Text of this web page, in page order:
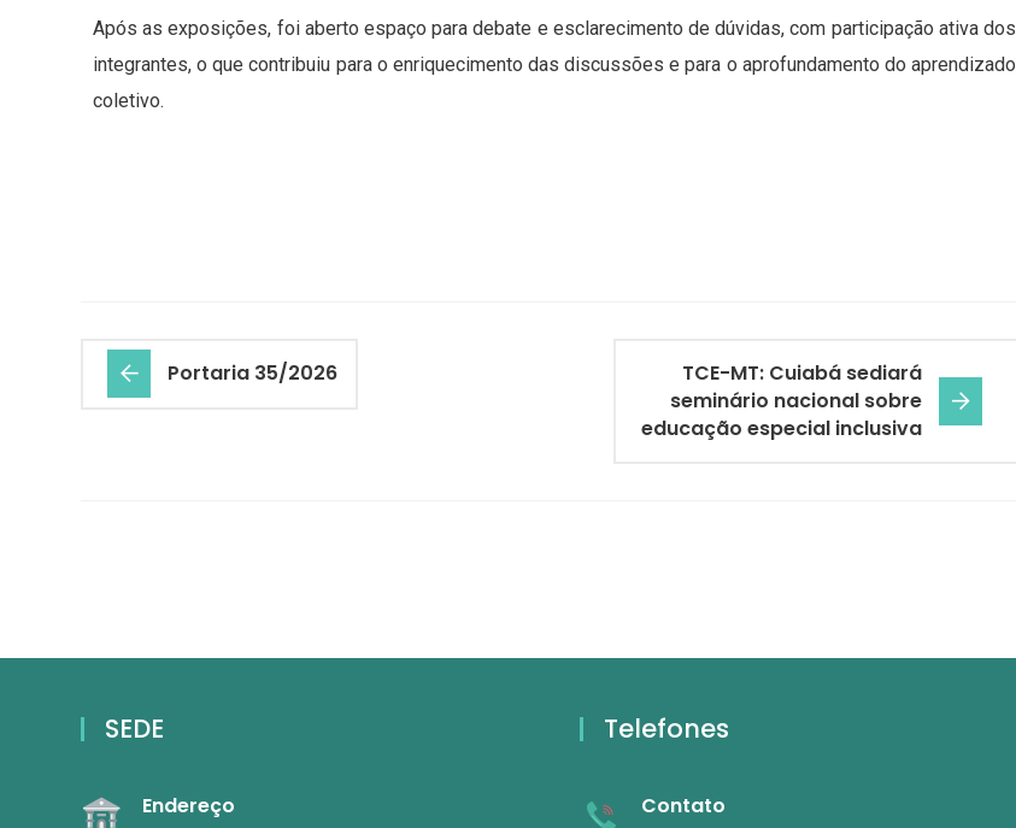
Após as exposições, foi aberto espaço para debate e esclarecimento de dúvidas, com participação ativa dos
integrantes, o que contribuiu para o enriquecimento das discussões e para o aprofundamento do aprendizado
coletivo.
Portaria 35/2026
TCE-MT: Cuiabá sediará
seminário nacional sobre
educação especial inclusiva
SEDE
Endereço
Telefones
Contato